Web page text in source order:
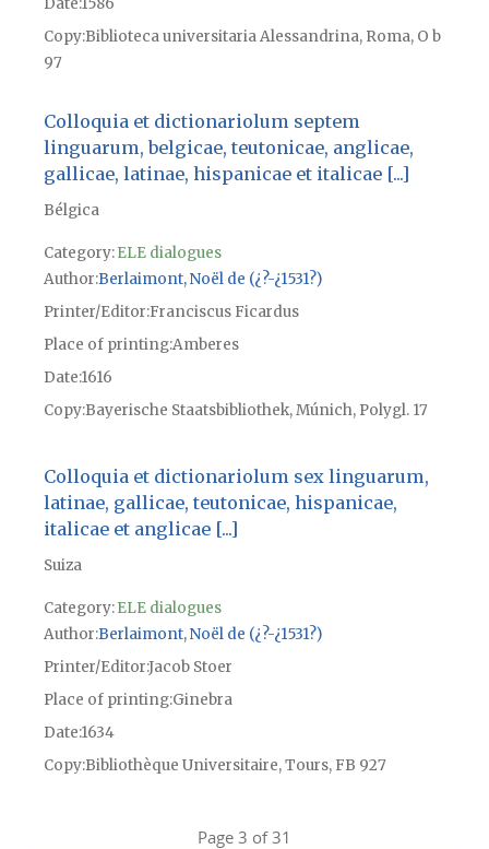
CopyBiblioteca universitaria Alessandrina, Roma, O b
97
Colloquia et dictionariolum septem
linguarum, belgicae, teutonicae, anglicae,
gallicae, latinae, hispanicae et italicae [...]
Bélgica
Category:ELE dialogues
Author Berlaimont, Noël de (¿?-¿1531?)
Printer/Editor Franciscus Ficardus
Place of printingAmberes
Date1616
CopyBayerische Staatsbibliothek, Múnich, Polygl. 17
Colloquia et dictionariolum sex linguarum,
latinae, gallicae, teutonicae, hispanicae,
italicae et anglicae [...]
Suiza
Category:ELE dialogues
Author Berlaimont, Noël de (¿?-¿1531?)
Printer/EditorJacob Stoer
Place of printingGinebra
Date1634
CopyBibliothèque Universitaire, Tours, FB 927
Page 3 of 31